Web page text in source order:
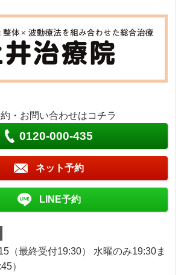
・お問い合わせはコチラ
0120-000-435
ネット予約
LINE予約
（最終受付19:30） 水曜のみ19:30ま
）